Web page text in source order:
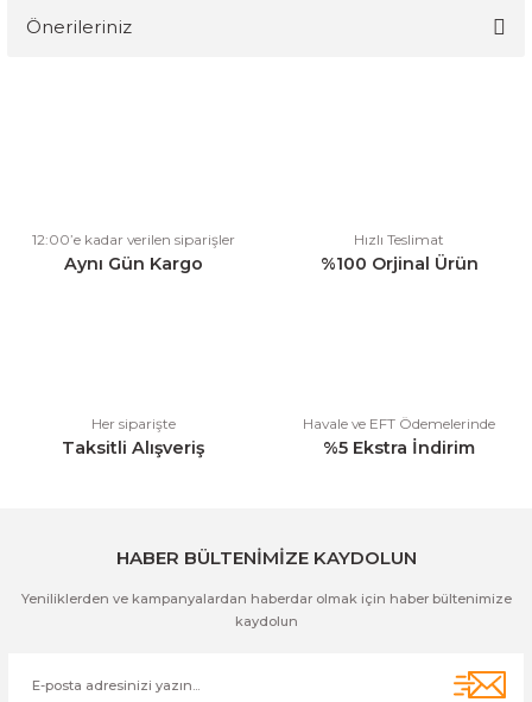
Önerileriniz
Ürün açıklamasında eksik bilgiler bulunuyor.
Ürün bilgilerinde hatalar bulunuyor.
12:00’e kadar verilen siparişler
Aynı Gün Kargo
Hızlı Teslimat
%100 Orjinal Ürün
Her siparişte
Taksitli Alışveriş
Havale ve EFT Ödemelerinde
%5 Ekstra İndirim
HABER BÜLTENİMİZE KAYDOLUN
Yeniliklerden ve kampanyalardan haberdar olmak için haber bültenimize
kaydolun